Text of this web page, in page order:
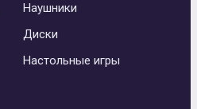
Наушники
Диски
Настольные игры